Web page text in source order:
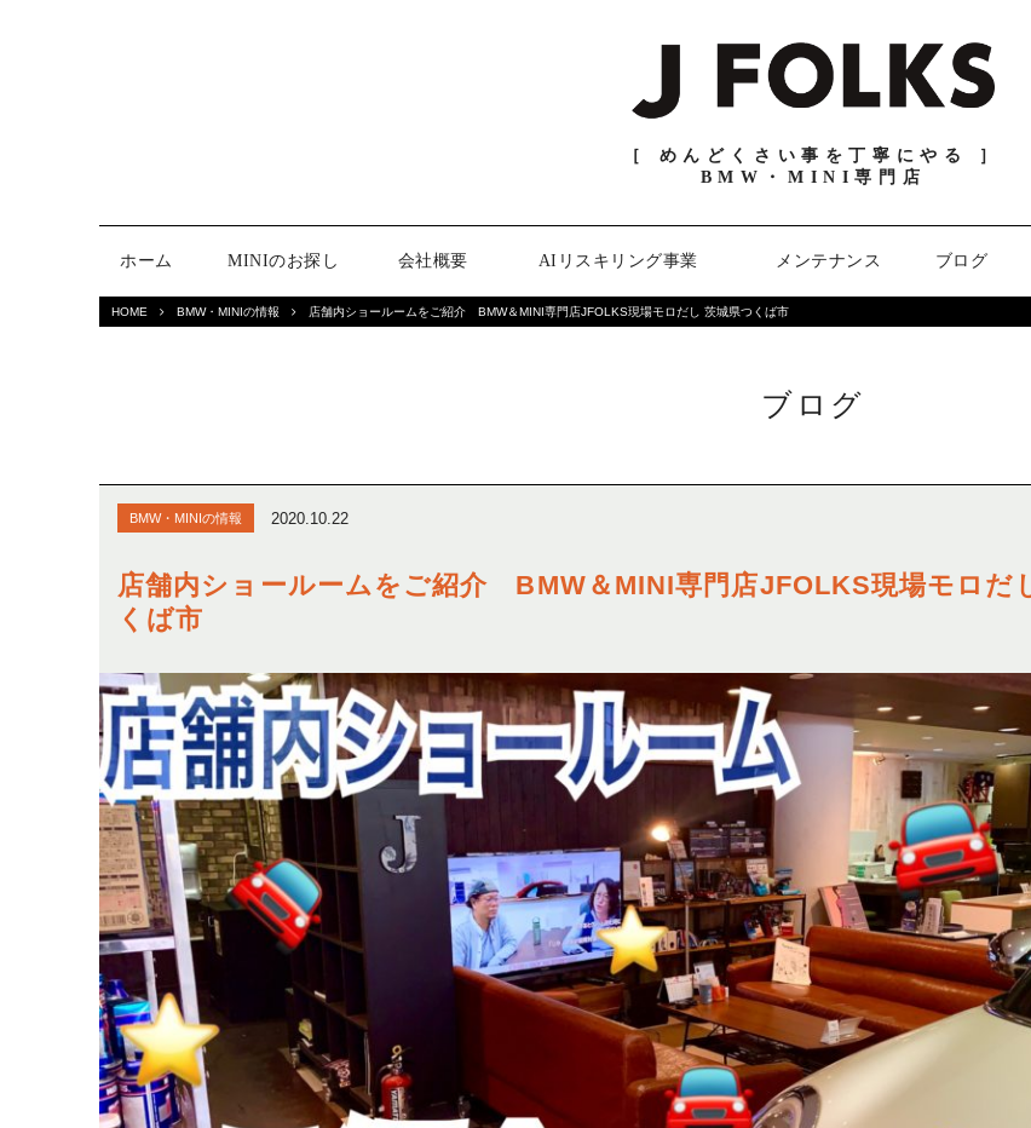
［ めんどくさい事を丁寧にやる ］
BMW・MINI専門店
ホーム MINIのお探し 会社概要 AIリスキリング事業 メンテナンス ブログ
HOME BMW・MINIの情報 店舗内ショールームをご紹介 BMW＆MINI専門店JFOLKS現場モロだし 茨城県つくば市
ブログ
BMW・MINIの情報 2020.10.22
店舗内ショールームをご紹介 BMW＆MINI専門店JFOLKS現場モロだ
くば市